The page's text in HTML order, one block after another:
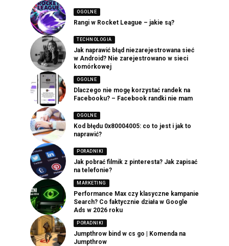
OGOLNE
Rangi w Rocket League – jakie są?
TECHNOLOGIA
Jak naprawić błąd niezarejestrowana sieć
w Android? Nie zarejestrowano w sieci
komórkowej
OGOLNE
Dlaczego nie mogę korzystać randek na
Facebooku? – Facebook randki nie mam
OGOLNE
Kod błędu 0x80004005: co to jest i jak to
naprawić?
PORADNIKI
Jak pobrać filmik z pinteresta? Jak zapisać
na telefonie?
MARKETING
Performance Max czy klasyczne kampanie
Search? Co faktycznie działa w Google
Ads w 2026 roku
PORADNIKI
Jumpthrow bind w cs go | Komenda na
Jumpthrow